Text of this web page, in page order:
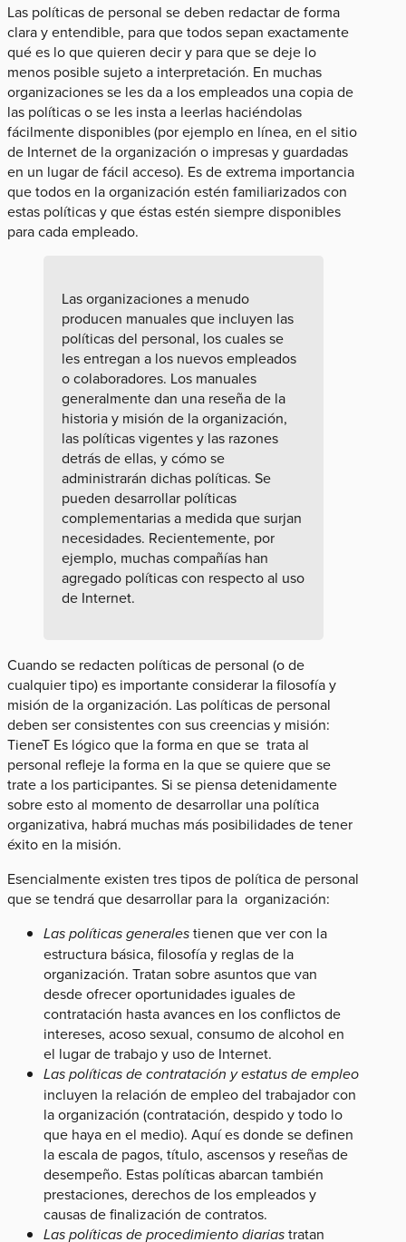
Las políticas de personal se deben redactar de forma
clara y entendible, para que todos sepan exactamente
qué es lo que quieren decir y para que se deje lo
menos posible sujeto a interpretación. En muchas
organizaciones se les da a los empleados una copia de
las políticas o se les insta a leerlas haciéndolas
fácilmente disponibles (por ejemplo en línea, en el sitio
de Internet de la organización o impresas y guardadas
en un lugar de fácil acceso). Es de extrema importancia
que todos en la organización estén familiarizados con
estas políticas y que éstas estén siempre disponibles
para cada empleado.
Las organizaciones a menudo
producen manuales que incluyen las
políticas del personal, los cuales se
les entregan a los nuevos empleados
o colaboradores. Los manuales
generalmente dan una reseña de la
historia y misión de la organización,
las políticas vigentes y las razones
detrás de ellas, y cómo se
administrarán dichas políticas. Se
pueden desarrollar políticas
complementarias a medida que surjan
necesidades. Recientemente, por
ejemplo, muchas compañías han
agregado políticas con respecto al uso
de Internet.
Cuando se redacten políticas de personal (o de
cualquier tipo) es importante considerar la filosofía y
misión de la organización. Las políticas de personal
deben ser consistentes con sus creencias y misión:
TieneT Es lógico que la forma en que se trata al
personal refleje la forma en la que se quiere que se
trate a los participantes. Si se piensa detenidamente
sobre esto al momento de desarrollar una política
organizativa, habrá muchas más posibilidades de tener
éxito en la misión.
Esencialmente existen tres tipos de política de personal
que se tendrá que desarrollar para la organización:
Las políticas generalestienen que ver con la
estructura básica, filosofía y reglas de la
organización. Tratan sobre asuntos que van
desde ofrecer oportunidades iguales de
contratación hasta avances en los conflictos de
intereses, acoso sexual, consumo de alcohol en
el lugar de trabajo y uso de Internet.
Las políticas de contratación y estatus de empleo
incluyen la relación de empleo del trabajador con
la organización (contratación, despido y todo lo
que haya en el medio). Aquí es donde se definen
la escala de pagos, título, ascensos y reseñas de
desempeño. Estas políticas abarcan también
prestaciones, derechos de los empleados y
causas de finalización de contratos.
Las políticas de procedimiento diariastratan